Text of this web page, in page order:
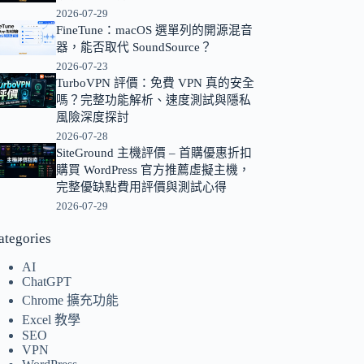
2026-07-29
FineTune：macOS 選單列的開源混音
器，能否取代 SoundSource？
2026-07-23
TurboVPN 評價：免費 VPN 真的安全
嗎？完整功能解析、速度測試與隱私
風險深度探討
2026-07-28
SiteGround 主機評價 – 首購優惠折扣
購買 WordPress 官方推薦虛擬主機，
完整優缺點費用評價與測試心得
2026-07-29
AI
ChatGPT
Chrome 擴充功能
Excel 教學
SEO
VPN